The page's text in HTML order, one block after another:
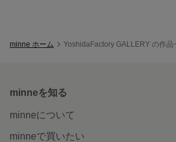
minne ホーム YoshidaFactory GALLERY の作品
minneを知る
minneについて
minneで買いたい